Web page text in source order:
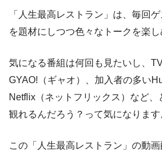
「人生最高レストラン」は、毎回
を題材にしつつ色々なトークを楽し
気になる番組は何回も見たいし、
GYAO!（ギャオ）、加入者の多い
Netflix（ネットフリックス）など
観れるんだろう？って気になります
この「人生最高レストラン」の動